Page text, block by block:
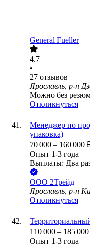
General Fueller
4.7
•
27 отзывов
Ярославль, р-н
Можно без
Откликнуться
Менеджер по
упаковка)
70 000 – 160 000
Опыт 1-3 года
Выплаты: Два
ООО 2Трейд
Ярославль, р-н
Откликнуться
110 000 – 185 000
Опыт 1-3 года